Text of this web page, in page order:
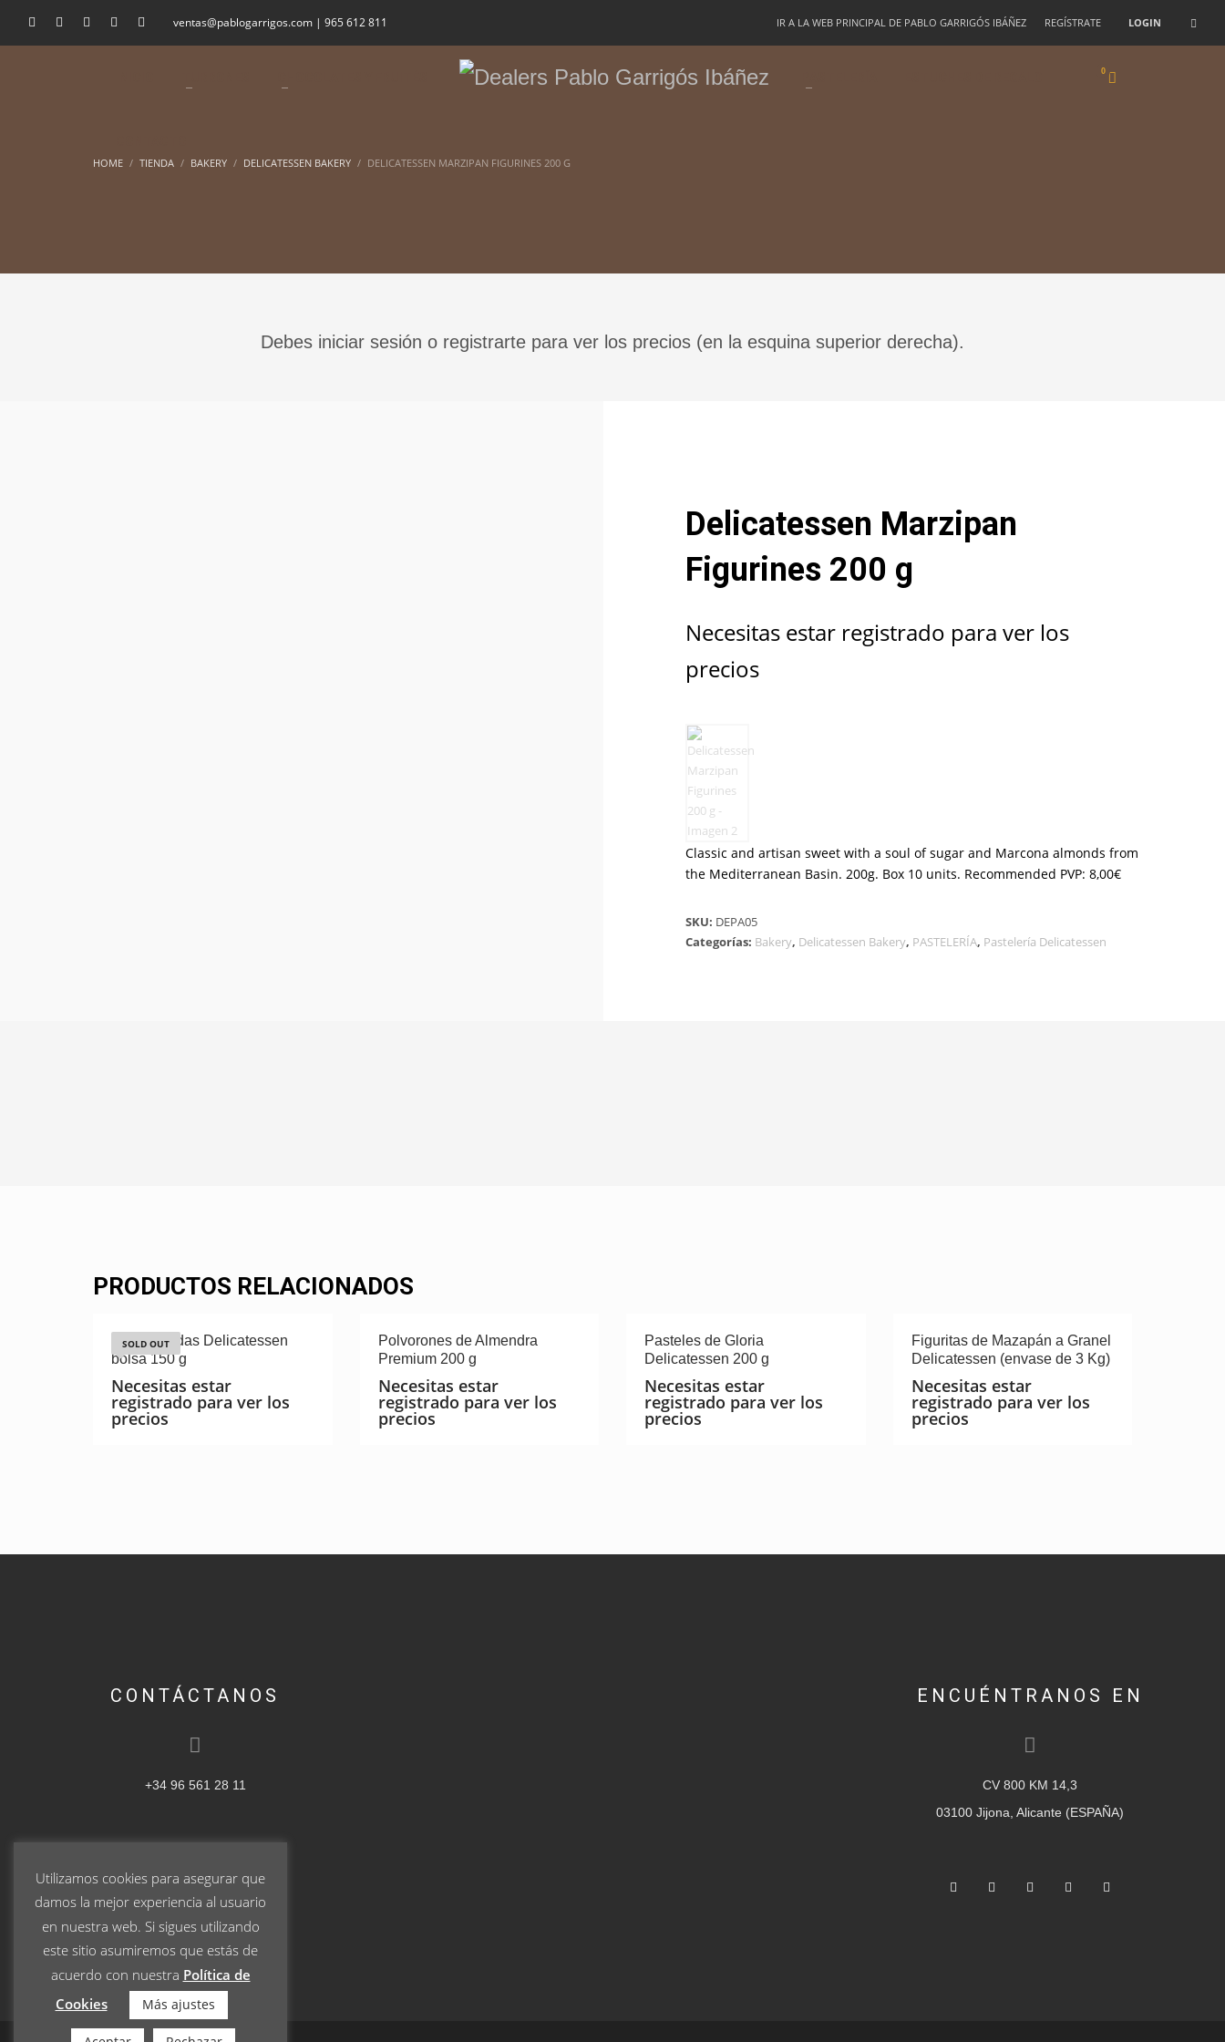
ventas@pablogarrigos.com | 965 612 811 IR A LA WEB PRINCIPAL DE PABLO GARRIGÓS IBÁÑEZ REGÍSTRATE LOGIN
HOME TIENDA BAKERY DELICATESSEN BAKERY DELICATESSEN MARZIPAN FIGURINES 200 G
Debes iniciar sesión o registrarte para ver los precios (en la esquina superior derecha).
Delicatessen Marzipan
Figurines 200 g
Necesitas estar registrado para ver los
precios
Classic and artisan sweet with a soul of sugar and Marcona almonds from
the Mediterranean Basin. 200g. Box 10 units. Recommended PVP: 8,00€
SKU: DEPA05
Categorías: Bakery, Delicatessen Bakery, PASTELERÍA, Pastelería Delicatessen
PRODUCTOS RELACIONADOS
SOLD OUT
Garrapiñadas Delicatessen
bolsa 150 g
Necesitas estar
registrado para ver los
precios
Polvorones de Almendra
Premium 200 g
Necesitas estar
registrado para ver los
precios
Pasteles de Gloria
Delicatessen 200 g
Necesitas estar
registrado para ver los
precios
Figuritas de Mazapán a Granel
Delicatessen (envase de 3 Kg)
Necesitas estar
registrado para ver los
precios
CONTÁCTANOS
+34 96 561 28 11
ventas@pablogarrigos.com
ENCUÉNTRANOS EN
CV 800 KM 14,3
03100 Jijona, Alicante (ESPAÑA)
Utilizamos cookies para asegurar que
damos la mejor experiencia al usuario
en nuestra web. Si sigues utilizando
este sitio asumiremos que estás de
acuerdo con nuestra Política de
Cookies
Más ajustes